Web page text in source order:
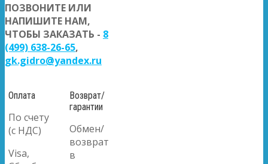
ПОЗВОНИТЕ ИЛИ
НАПИШИТЕ НАМ,
ЧТОБЫ ЗАКАЗАТЬ - 8
(499) 638-26-65,
gk.gidro@yandex.ru
Оплата
По счету
(с НДС)
Visa,
Возврат/
гарантии
Обмен/
возврат
в